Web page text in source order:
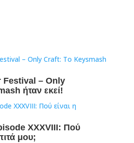
Festival – Only
ήταν εκεί!
XXXVIII: Πού
μου;